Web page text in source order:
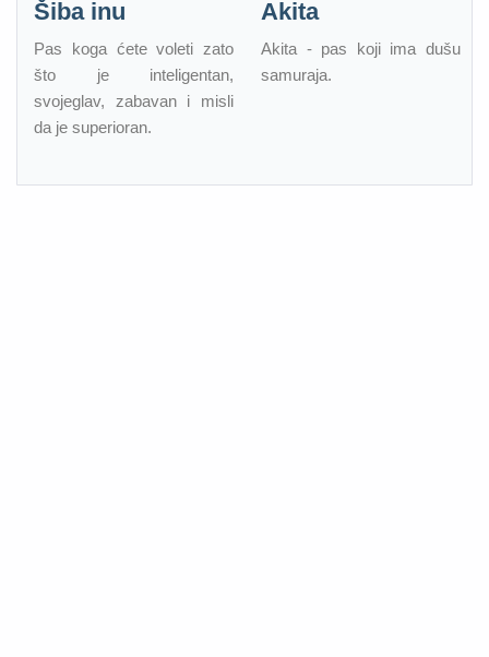
Šiba inu
Pas koga ćete voleti zato
što je inteligentan,
svojeglav, zabavan i misli
da je superioran.
Akita
Akita - pas koji ima dušu
samuraja.